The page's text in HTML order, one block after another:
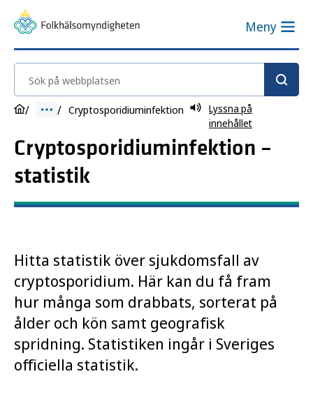
Meny
Sök på webbplatsen
Cryptosporidiuminfektion
Lyssna på
innehållet
Cryptosporidiuminfektion –
statistik
Hitta statistik över sjukdomsfall av
cryptosporidium. Här kan du få fram
hur många som drabbats, sorterat på
ålder och kön samt geografisk
spridning. Statistiken ingår i Sveriges
officiella statistik.